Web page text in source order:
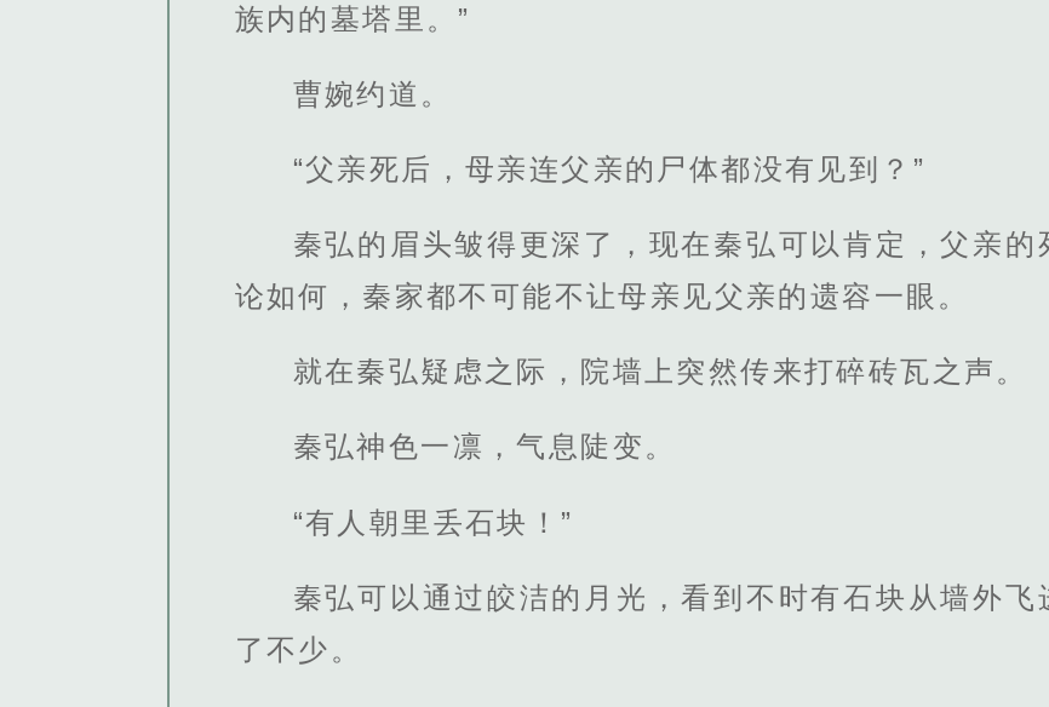
族内的墓塔里。”
曹婉约道。
“父亲死后，母亲连父亲的尸体都没有见到？”
秦弘的眉头皱得更深了，现在秦弘可以肯定，父亲
论如何，秦家都不可能不让母亲见父亲的遗容一眼。
就在秦弘疑虑之际，院墙上突然传来打碎砖瓦之声。
秦弘神色一凛，气息陡变。
“有人朝里丢石块！”
秦弘可以通过皎洁的月光，看到不时有石块从墙外
了不少。